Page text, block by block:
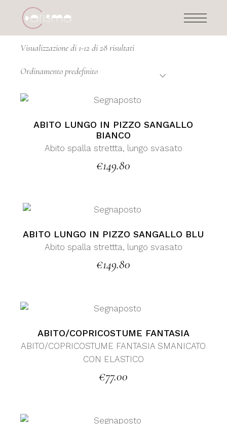
content
Visualizzazione di 1-12 di 28 risultati
Ordinamento predefinito
ABITO LUNGO IN PIZZO SANGALLO
BIANCO
Abito spalla strettta, lungo svasato
€149.80
ABITO LUNGO IN PIZZO SANGALLO BLU
Abito spalla strettta, lungo svasato
€149.80
ABITO/COPRICOSTUME FANTASIA
ABITO/COPRICOSTUME FANTASIA SMANICATO
CON ELASTICO
€77.00